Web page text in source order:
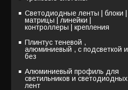
Светодиодные ленты | блоки |
матрицы | линейки |
контроллеры | крепления
Плинтус теневой ,
алюминиевый , с подсветкой и
без
Алюминиевый профиль для
светильников и светодиодных
лент